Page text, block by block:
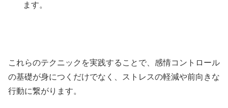
ます。
これらのテクニックを実践することで、感情コントロール
の基礎が身につくだけでなく、ストレスの軽減や前向きな
行動に繋がります。